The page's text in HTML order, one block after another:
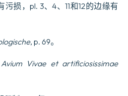
损，pl. 3、4、11和12的边缘有
, p. 69。
Avium Vivae et artificiosissimae